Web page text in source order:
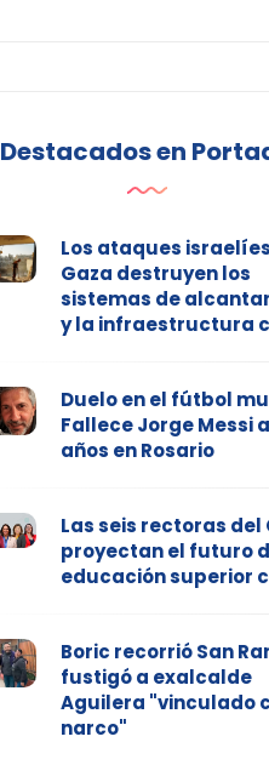
Destacados en
Los ataques
Gaza destruyen los
sistemas de
y la infraestructura
Duelo en el fútbol
Fallece Jorge Messi
años en Rosario
Las seis rectoras del
proyectan el futuro
educación superior
Boric recorrió San
fustigó a exalcalde
Aguilera "vinculado
narco"